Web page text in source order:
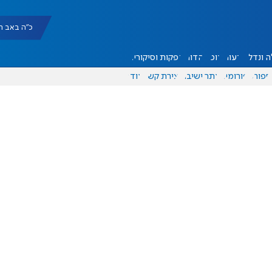
כ"ה באב תשפ"ו
ונדל"ן דעות אוכל יהדות הפקות וסיקורים
ספורט פורומים אתר ישיבה יצירת קשר עוד